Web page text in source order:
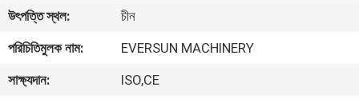
VR
প্রদর্শন
আমাদের
উৎপত্তি স্থল:
চীন
পরিচিতিমুলক নাম:
EVERSUN MACHINERY
সাক্ষ্যদান:
ISO,CE